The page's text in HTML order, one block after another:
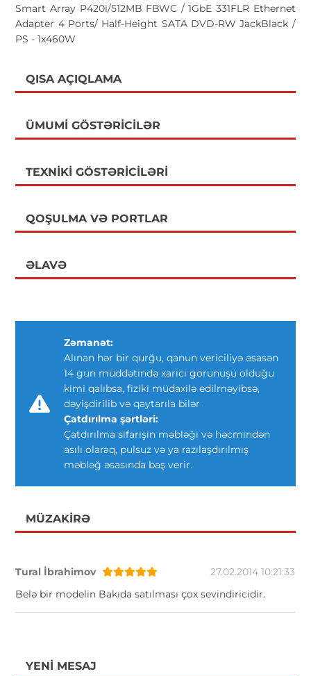
Smart Array P420i/512MB FBWC / 1GbE 331FLR Ethernet
Adapter 4 Ports/ Half-Height SATA DVD-RW JackBlack /
PS - 1x460W
QISA AÇIQLAMA
ÜMUMI GÖSTƏRICILƏR
TEXNIKI GÖSTƏRICILƏRI
QOŞULMA VƏ PORTLAR
ƏLAVƏ
Zəmanət:
Alınan hər bir qurğu, qanun vericiliyə əsasən
14 gün müddətində xarici görünüşü olduğu
kimi qalıbsa, fiziki müdaxilə edilməyibsə,
dəyişdirilib və qaytarıla bilər.
Çatdırılma şərtləri:
Çatdırılma sifarişin məbləği və həcmindən
asılı olaraq, pulsuz və ya razılaşdırılmış
məbləğ əsasında baş verir.
MÜZAKIRƏ
Tural İbrahimov
27.02.2014 10:21:33
Belə bir modelin Bakıda satılması çox sevindiricidir.
YENI MESAJ